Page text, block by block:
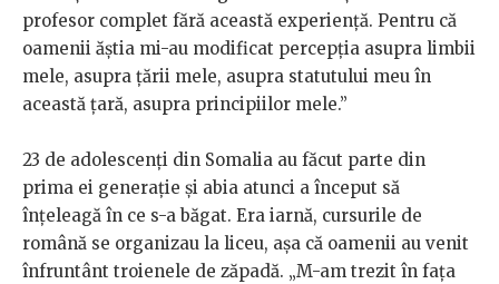
profesor complet fără această experiență. Pentru că
oamenii ăștia mi-au modificat percepția asupra limbii
mele, asupra țării mele, asupra statutului meu în
această țară, asupra principiilor mele.”
23 de adolescenți din Somalia au făcut parte din
prima ei generație și abia atunci a început să
înțeleagă în ce s-a băgat. Era iarnă, cursurile de
română se organizau la liceu, așa că oamenii au venit
înfruntânt troienele de zăpadă. „M-am trezit în fața